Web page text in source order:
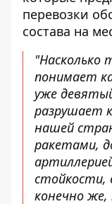
перевозки
состава на
"Насколько
понимает
уже
разрушает
нашей
ракетами,
стойкости,
конечно же,